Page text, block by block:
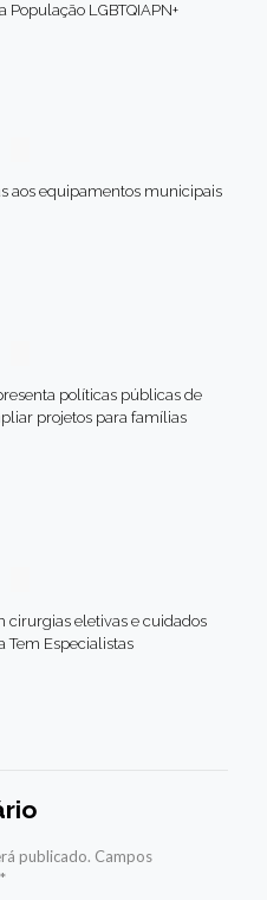
População LGBTQIAPN+
aos equipamentos municipais
políticas públicas de
projetos para famílias
cirurgias eletivas e cuidados
Tem Especialistas
publicado. Campos
*